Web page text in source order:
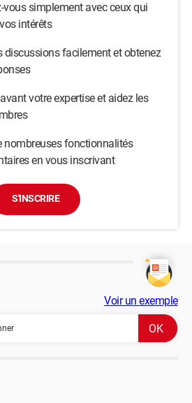
vous simplement avec ceux qui
intérêts
discussions facilement et obtenez
votre expertise et aidez les
nombreuses fonctionnalités
en vous inscrivant
S'INSCRIRE
Voir un exemple